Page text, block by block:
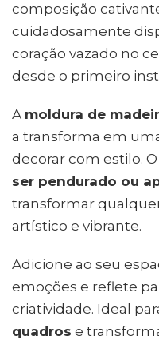
composição
cuidadosamente
coração vazado no
desde o primeiro
A moldura de
a transforma em
decorar com estilo.
ser pendurado ou
transformar
artístico e vibrante.
Adicione ao seu
emoções e reflete
criatividade. Ideal
quadros e